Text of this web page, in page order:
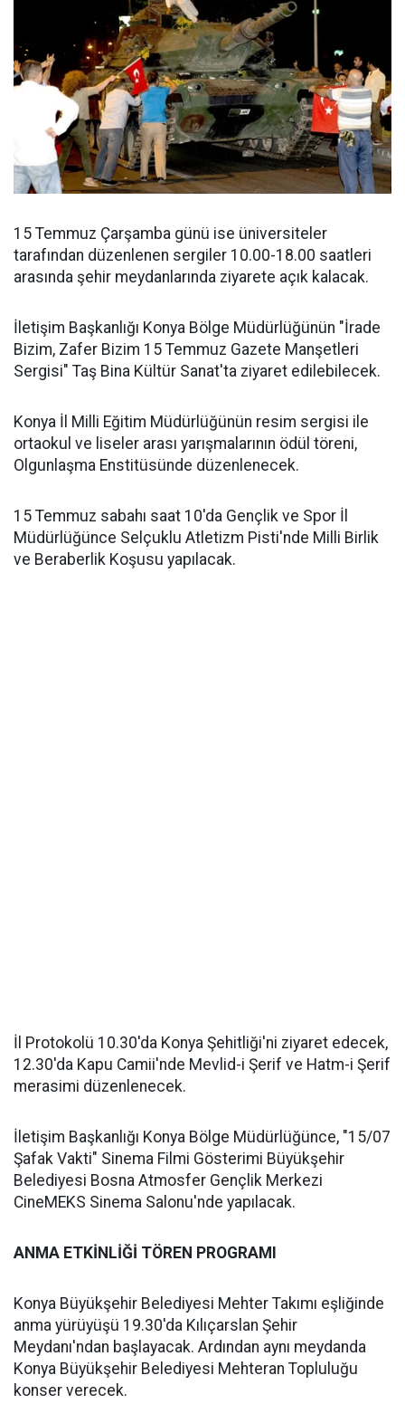
15 Temmuz Çarşamba günü ise üniversiteler
tarafından düzenlenen sergiler 10.00-18.00 saatleri
arasında şehir meydanlarında ziyarete açık kalacak.
İletişim Başkanlığı Konya Bölge Müdürlüğünün "İrade
Bizim, Zafer Bizim 15 Temmuz Gazete Manşetleri
Sergisi" Taş Bina Kültür Sanat'ta ziyaret edilebilecek.
Konya İl Milli Eğitim Müdürlüğünün resim sergisi ile
ortaokul ve liseler arası yarışmalarının ödül töreni,
Olgunlaşma Enstitüsünde düzenlenecek.
15 Temmuz sabahı saat 10'da Gençlik ve Spor İl
Müdürlüğünce Selçuklu Atletizm Pisti'nde Milli Birlik
ve Beraberlik Koşusu yapılacak.
İl Protokolü 10.30'da Konya Şehitliği'ni ziyaret edecek,
12.30'da Kapu Camii'nde Mevlid-i Şerif ve Hatm-i Şerif
merasimi düzenlenecek.
İletişim Başkanlığı Konya Bölge Müdürlüğünce, "15/07
Şafak Vakti" Sinema Filmi Gösterimi Büyükşehir
Belediyesi Bosna Atmosfer Gençlik Merkezi
CineMEKS Sinema Salonu'nde yapılacak.
ANMA ETKİNLİĞİ TÖREN PROGRAMI
Konya Büyükşehir Belediyesi Mehter Takımı eşliğinde
anma yürüyüşü 19.30'da Kılıçarslan Şehir
Meydanı'ndan başlayacak. Ardından aynı meydanda
Konya Büyükşehir Belediyesi Mehteran Topluluğu
konser verecek.